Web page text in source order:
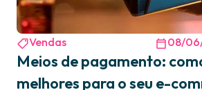
Vendas 08/
Meios de pagamento:
melhores para o seu e-